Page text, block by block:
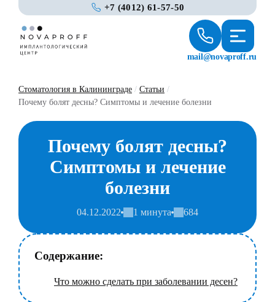
+7 (4012) 61-57-50
mail@novaproff.ru
Стоматология в Калининграде / Статьи /
Почему болят десны? Симптомы и лечение болезни
Почему болят десны?
Симптомы и лечение
болезни
04.12.2022 1 минута 684
Содержание:
Что можно сделать при заболевании десен?